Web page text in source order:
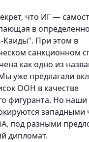
что ИГ —
в
Каиды". При этом в
санкционном
как одно из
уже предлагали
ООН в качестве
фигуранта. Но наши
западными
под разными
дипломат.